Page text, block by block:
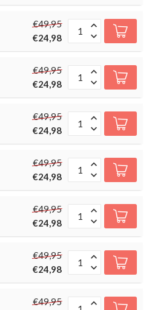
€49,95
€24,98
€49,95
€24,98
€49,95
€24,98
€49,95
€24,98
€49,95
€24,98
€49,95
€24,98
€49,95